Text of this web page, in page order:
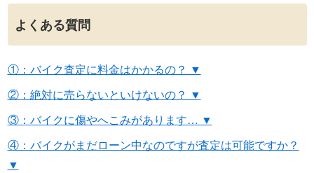
よくある質問
①：バイク査定に料金はかかるの？ ▼
②：絶対に売らないといけないの？ ▼
③：バイクに傷やへこみがあります… ▼
④：バイクがまだローン中なのですが査定は可能ですか？
▼